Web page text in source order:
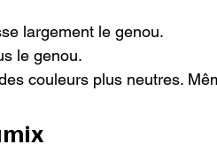
largement le genou.
le genou.
couleurs plus neutres.